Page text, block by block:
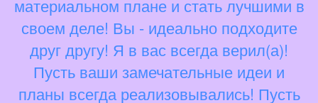
материальном плане и стать лучшими в
своем деле! Вы - идеально подходите
друг другу! Я в вас всегда верил(а)!
Пусть ваши замечательные идеи и
планы всегда реализовывались! Пусть